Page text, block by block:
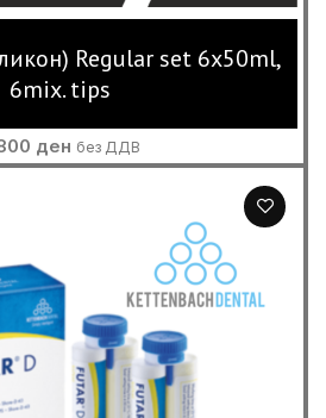
Regular set 6x50ml,
6mix. tips
ден без ДДВ